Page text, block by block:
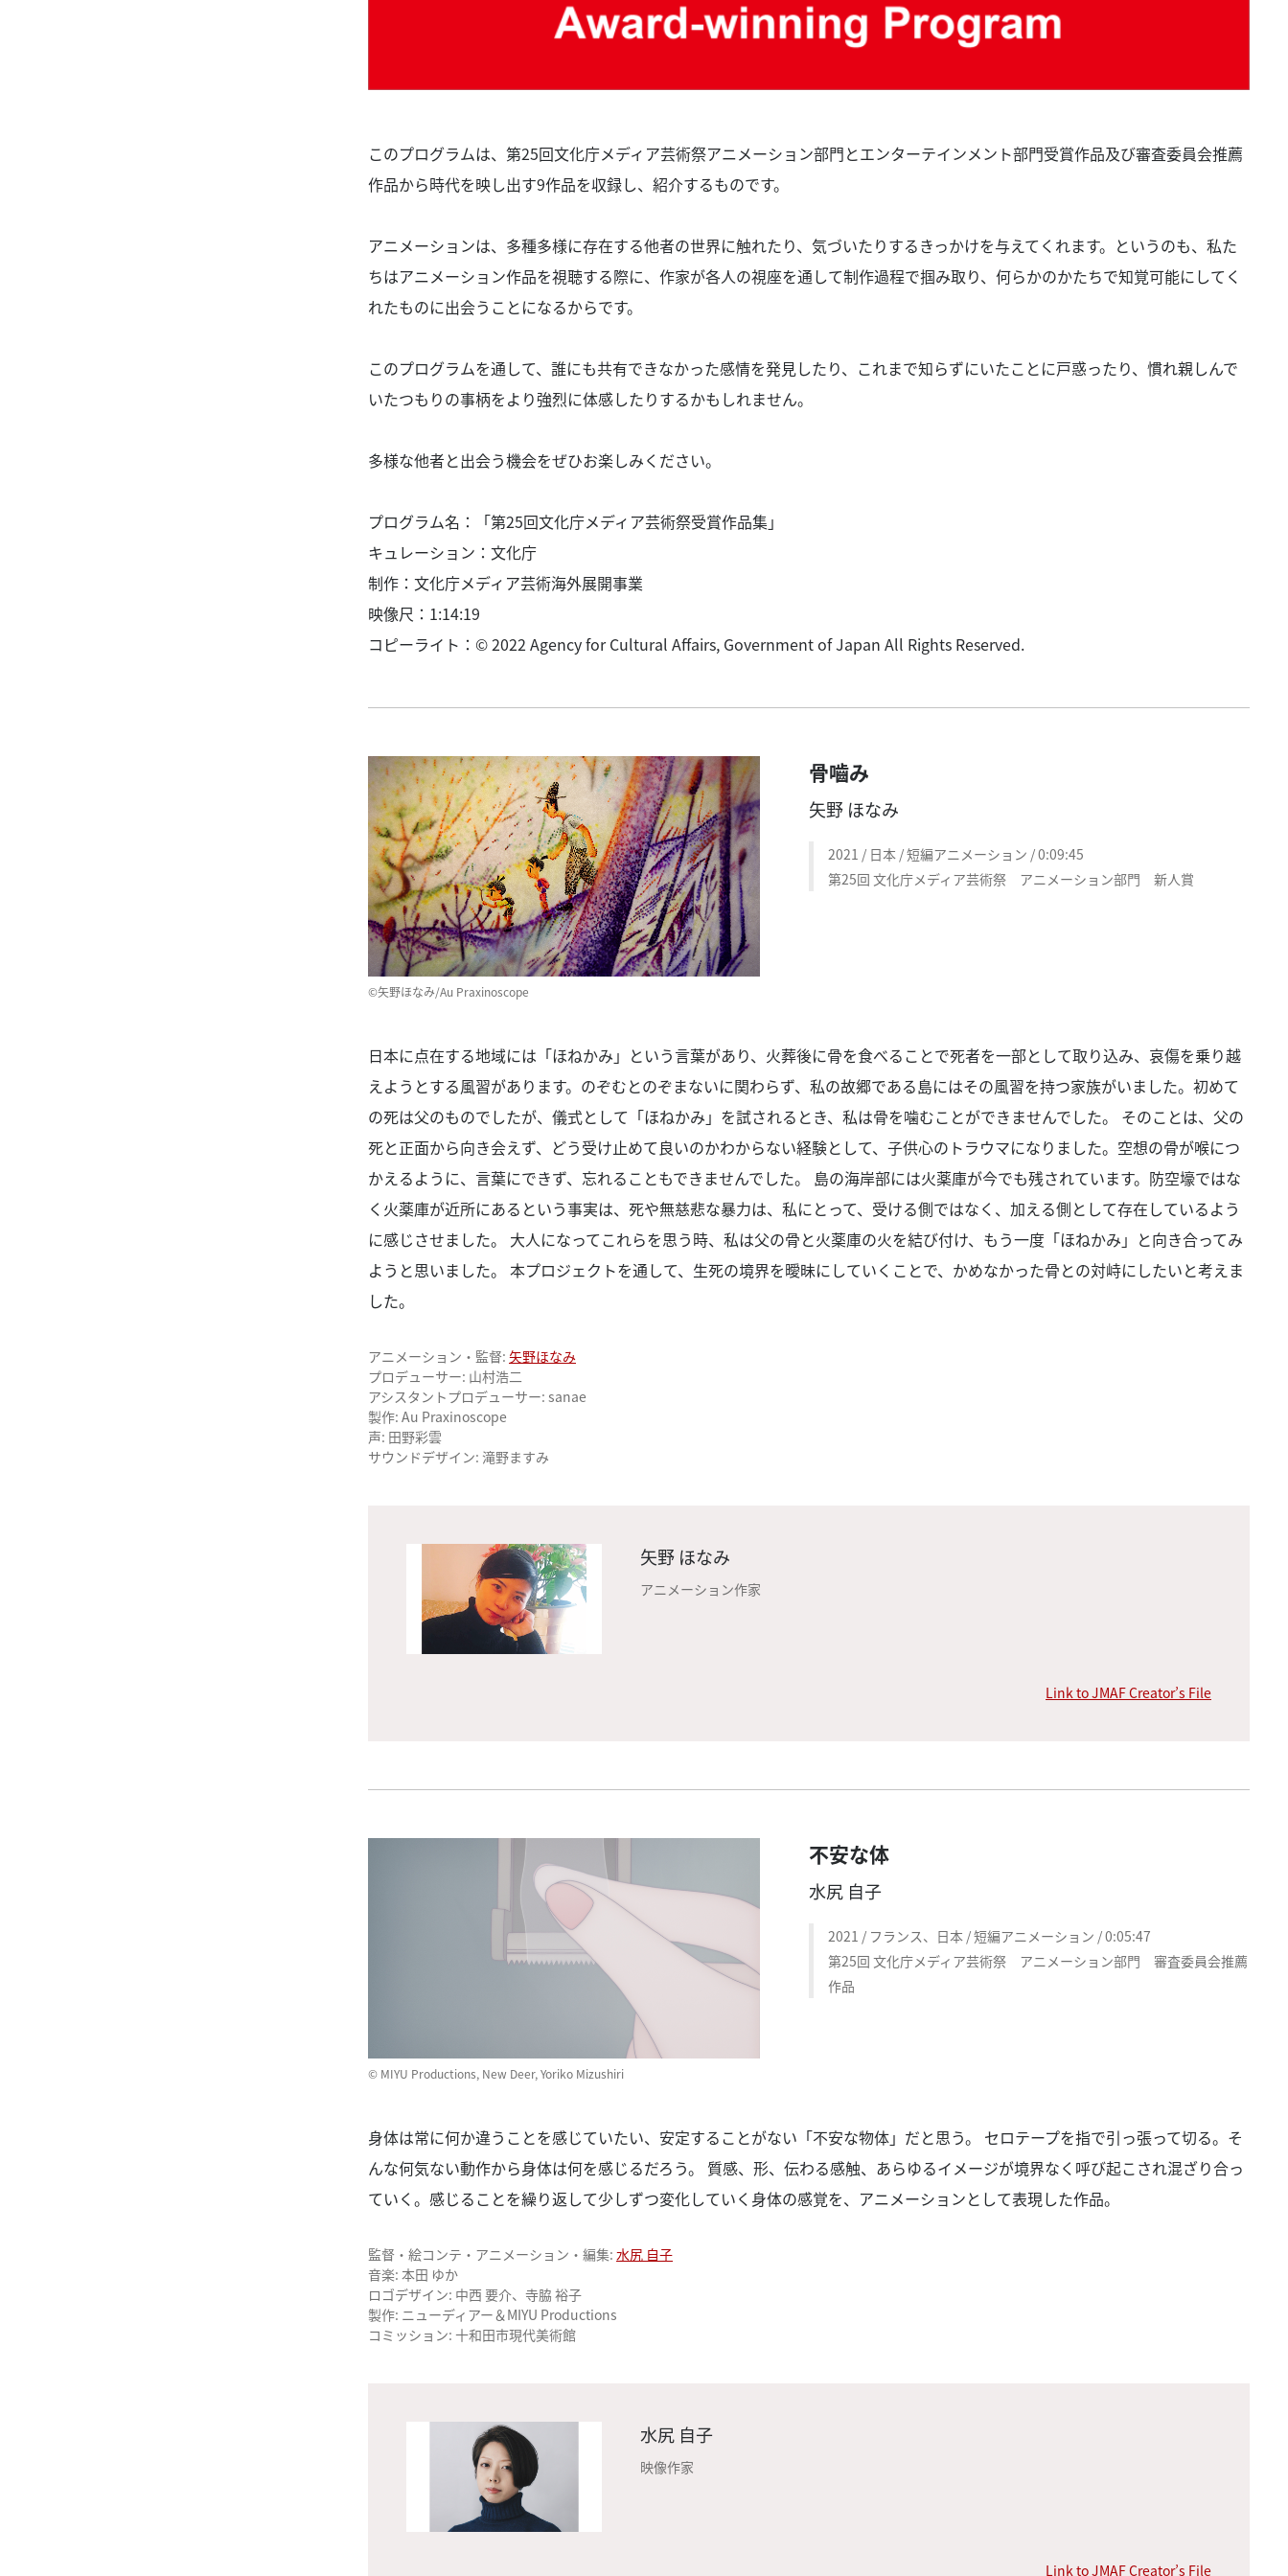
このプログラムは、第25回文化庁メディア芸術祭アニメーション部門とエンターテインメント部門受賞作品及び審査委員会推薦
作品から時代を映し出す9作品を収録し、紹介するものです。
アニメーションは、多種多様に存在する他者の世界に触れたり、気づいたりするきっかけを与えてくれます。というのも、私た
ちはアニメーション作品を視聴する際に、作家が各人の視座を通して制作過程で掴み取り、何らかのかたちで知覚可能にしてく
れたものに出会うことになるからです。
このプログラムを通して、誰にも共有できなかった感情を発見したり、これまで知らずにいたことに戸惑ったり、慣れ親しんで
いたつもりの事柄をより強烈に体感したりするかもしれません。
多様な他者と出会う機会をぜひお楽しみください。
プログラム名：「第25回文化庁メディア芸術祭受賞作品集」
キュレーション：文化庁
制作：文化庁メディア芸術海外展開事業
映像尺：1:14:19
コピーライト：© 2022 Agency for Cultural Affairs, Government of Japan All Rights Reserved.
骨嚙み
矢野 ほなみ
2021 / 日本 / 短編アニメーション / 0:09:45
第25回 文化庁メディア芸術祭 アニメーション部門 新人賞
©矢野ほなみ/Au Praxinoscope
日本に点在する地域には「ほねかみ」という言葉があり、火葬後に骨を食べることで死者を一部として取り込み、哀傷を乗り越
えようとする風習があります。のぞむとのぞまないに関わらず、私の故郷である島にはその風習を持つ家族がいました。初めて
の死は父のものでしたが、儀式として「ほねかみ」を試されるとき、私は骨を噛むことができませんでした。 そのことは、父の
死と正面から向き会えず、どう受け止めて良いのかわからない経験として、子供心のトラウマになりました。空想の骨が喉につ
かえるように、言葉にできず、忘れることもできませんでした。 島の海岸部には火薬庫が今でも残されています。防空壕ではな
く火薬庫が近所にあるという事実は、死や無慈悲な暴力は、私にとって、受ける側ではなく、加える側として存在しているよう
に感じさせました。 大人になってこれらを思う時、私は父の骨と火薬庫の火を結び付け、もう一度「ほねかみ」と向き合ってみ
ようと思いました。 本プロジェクトを通して、生死の境界を曖昧にしていくことで、かめなかった骨との対峙にしたいと考えま
した。
アニメーション・監督: 矢野ほなみ
プロデューサー: 山村浩二
アシスタントプロデューサー: sanae
製作: Au Praxinoscope
声: 田野彩雲
サウンドデザイン: 滝野ますみ
矢野 ほなみ
アニメーション作家
Link to JMAF Creator’s File
不安な体
水尻 自子
2021 / フランス、日本 / 短編アニメーション / 0:05:47
第25回 文化庁メディア芸術祭 アニメーション部門 審査委員会推薦
作品
© MIYU Productions, New Deer, Yoriko Mizushiri
身体は常に何か違うことを感じていたい、安定することがない「不安な物体」だと思う。 セロテープを指で引っ張って切る。そ
んな何気ない動作から身体は何を感じるだろう。 質感、形、伝わる感触、あらゆるイメージが境界なく呼び起こされ混ざり合っ
ていく。感じることを繰り返して少しずつ変化していく身体の感覚を、アニメーションとして表現した作品。
監督・絵コンテ・アニメーション・編集: 水尻 自子
音楽: 本田 ゆか
ロゴデザイン: 中西 要介、寺脇 裕子
製作: ニューディアー＆MIYU Productions
コミッション: 十和田市現代美術館
水尻 自子
映像作家
Link to JMAF Creator’s File